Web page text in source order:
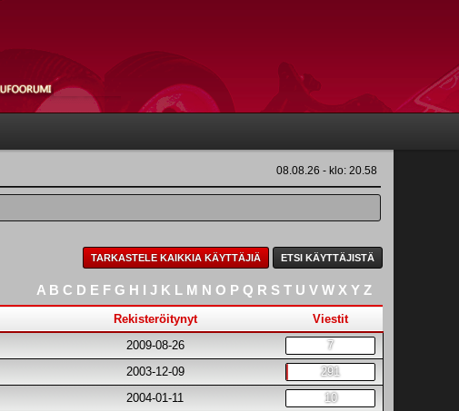
08.08.26 - klo: 20.58
TARKASTELE KAIKKIA KÄYTTÄJIÄ ETSI KÄYTTÄJISTÄ
A B C D E F G H J K L M N O P Q R S T U V W X Y Z
Rekisteröitynyt
Viestit
2009-08-26
7
2003-12-09
291
2004-01-11
10